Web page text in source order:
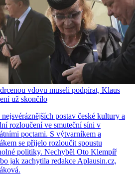
vdovu museli podpírat, Klaus
už skončilo
postav české kultury a
rozloučení ve smuteční síni v
poctami. S výtvarníkem a
se přijelo rozloučit spoustu
politiky. Nechyběl Oto Klempíř
jak zachytila redakce Aplausin.cz,